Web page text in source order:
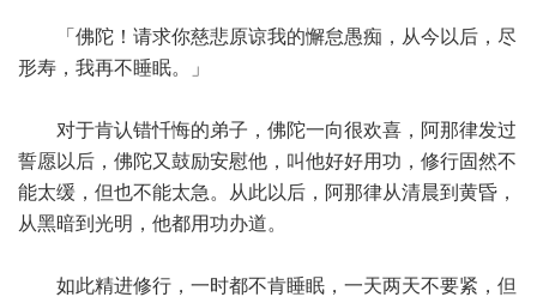
「佛陀！请求你慈悲原谅我的懈怠愚痴，从今以后，尽
形寿，我再不睡眠。」
对于肯认错忏悔的弟子，佛陀一向很欢喜，阿那律发过
誓愿以后，佛陀又鼓励安慰他，叫他好好用功，修行固然不
能太缓，但也不能太急。从此以后，阿那律从清晨到黄昏，
从黑暗到光明，他都用功办道。
如此精进修行，一时都不肯睡眠，一天两天不要紧，但